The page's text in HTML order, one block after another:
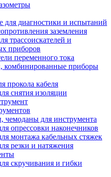
для диагностики и испытаний
заземления
трассоискателей и
приборов
переменного тока
комбинированные приборы
прокола кабеля
снятия изоляции
чемоданы для инструмента
опрессовки наконечников
монтажа кабельных стяжек
резки и натяжения
скручивания и гибки